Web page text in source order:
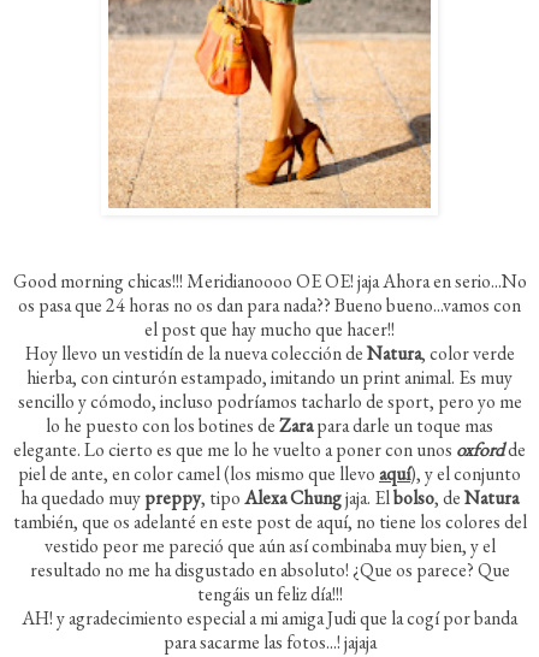
Good morning chicas!!! Meridianoooo OE OE! jaja Ahora en serio...No
os pasa que 24 horas no os dan para nada?? Bueno bueno...vamos con
el post que hay mucho que hacer!!
Hoy llevo un vestidín de la nueva colección deNatura, color verde
hierba, con cinturón estampado, imitando un print animal. Es muy
sencillo y cómodo, incluso podríamos tacharlo de sport, pero yo me
lo he puesto con los botines deZarapara darle un toque mas
elegante. Lo cierto es que me lo he vuelto a poner con unos oxfordde
piel de ante, en color camel (los mismo que llevoaquí), y el conjunto
ha quedado muypreppy, tipoAlexa Chungjaja. Elbolso, deNatura
también, que os adelanté en este post de aquí, no tiene los colores del
vestido peor me pareció que aún así combinaba muy bien, y el
resultado no me ha disgustado en absoluto! ¿Que os parece? Que
tengáis un feliz día!!!
AH! y agradecimiento especial a mi amiga Judi que la cogí por banda
para sacarme las fotos...! jajaja